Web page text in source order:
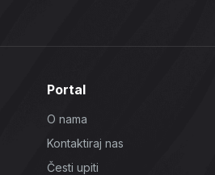
Portal
O nama
Kontaktiraj nas
Česti upiti